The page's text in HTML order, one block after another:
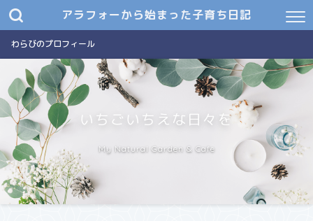
アラフォーから始まった子育ち日記
わらびのプロフィール
いちごいちえな日々を
My Natural Garden & Cafe